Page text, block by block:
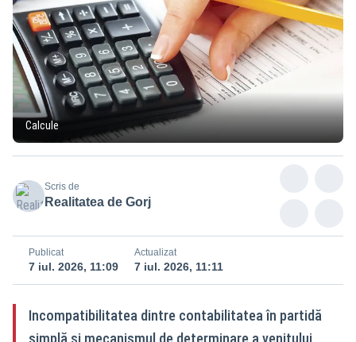
Calcule
Scris de
Realitatea de Gorj
Publicat
7 iul. 2026, 11:09
Actualizat
7 iul. 2026, 11:11
Incompatibilitatea dintre contabilitatea în partidă
simplă și mecanismul de determinare a venitului